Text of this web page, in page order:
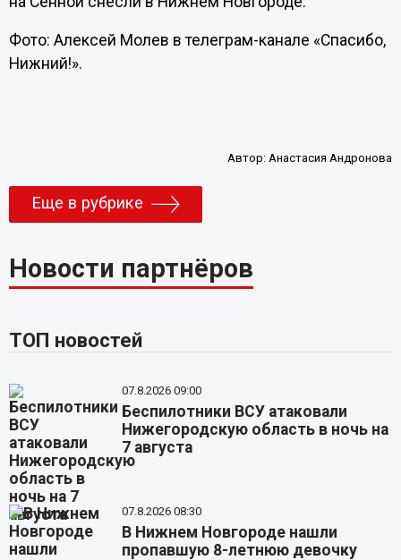
Фото: Алексей Молев в телеграм-канале «Спасибо,
Нижний!».
Автор: Анастасия Андронова
Еще в рубрике
Новости партнёров
ТОП новостей
07.8.2026 09:00
Беспилотники ВСУ атаковали
Нижегородскую область в ночь на
7 августа
07.8.2026 08:30
В Нижнем Новгороде нашли
пропавшую 8-летнюю девочку